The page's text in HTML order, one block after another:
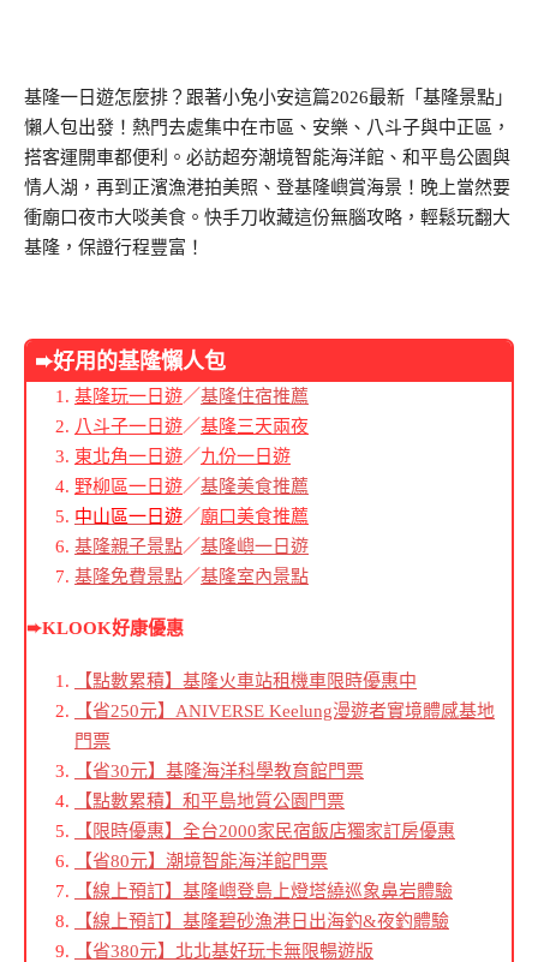
基隆一日遊怎麼排？跟著小兔小安這篇2026最新「基隆景點」
懶人包出發！熱門去處集中在市區、安樂、八斗子與中正區，
搭客運開車都便利。必訪超夯潮境智能海洋館、和平島公園與
情人湖，再到正濱漁港拍美照、登基隆嶼賞海景！晚上當然要
衝廟口夜市大啖美食。快手刀收藏這份無腦攻略，輕鬆玩翻大
基隆，保證行程豐富！
➨好用的基隆懶人包
基隆玩一日遊／基隆住宿推薦
八斗子一日遊／基隆三天兩夜
東北角一日遊／九份一日遊
野柳區一日遊／基隆美食推薦
中山區一日遊／廟口美食推薦
基隆親子景點／基隆嶼一日遊
基隆免費景點／基隆室內景點
➨KLOOK好康優惠
【點數累積】基隆火車站租機車限時優惠中
【省250元】ANIVERSE Keelung漫遊者實境體感基地
門票
【省30元】基隆海洋科學教育館門票
【點數累積】和平島地質公園門票
【限時優惠】全台2000家民宿飯店獨家訂房優惠
【省80元】潮境智能海洋館門票
【線上預訂】基隆嶼登島上燈塔繞巡象鼻岩體驗
【線上預訂】基隆碧砂漁港日出海釣&夜釣體驗
【省380元】北北基好玩卡無限暢遊版